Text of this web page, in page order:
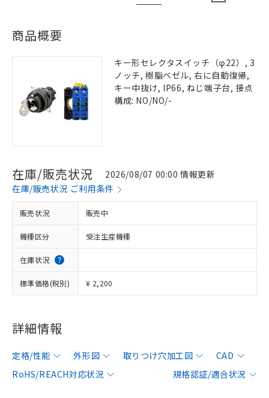
商品概要
キー形セレクタスイッチ（φ22）, 3
ノッチ, 樹脂ベゼル, 右に自動復帰,
キー中抜け, IP66, ねじ端子台, 接点
構成: NO/NO/-
在庫/販売状況
2026/08/07 00:00 情報更新
在庫/販売状況 ご利用条件
販売状況 販売中
機種区分 受注生産機種
在庫状況
標準価格(税別) ¥ 2,200
詳細情報
定格/性能 外形図 取りつけ穴加工図
CAD
RoHS/REACH対応状況
規格認証/適合状況